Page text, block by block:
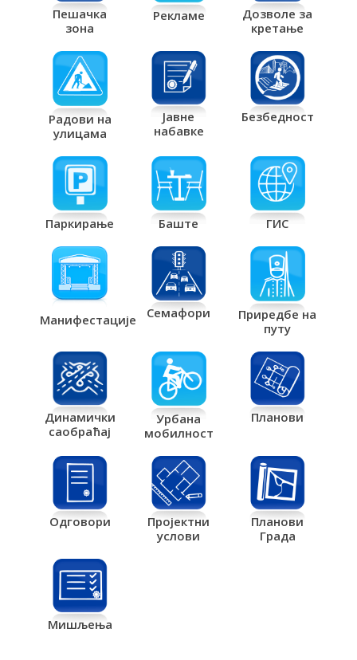
Пешачка
зона
Рекламе
Дозволе за
кретање
Радови на
улицама
Јавне
набавке
Безбедност
Паркирање Баште ГИС
Манифестације Семафори
Приредбе на
путу
Динамички
саобраћај
Урбана
мобилност
Планови
Одговори
Пројектни
услови
Планови
Града
Мишљења